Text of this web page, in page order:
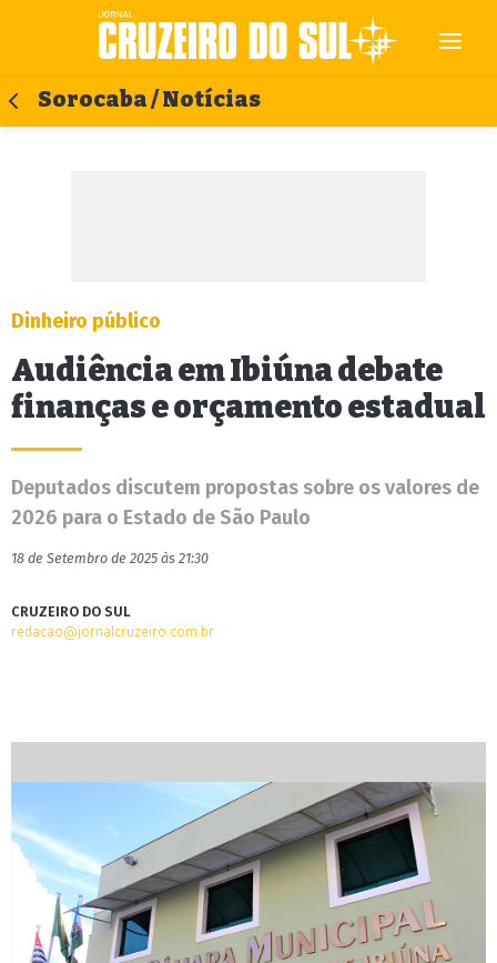
Sorocaba / Notícias
Dinheiro público
Audiência em Ibiúna debate
finanças e orçamento estadual
Deputados discutem propostas sobre os valores de
2026 para o Estado de São Paulo
18 de Setembro de 2025 às 21:30
CRUZEIRO DO SUL
redacao@jornalcruzeiro.com.br